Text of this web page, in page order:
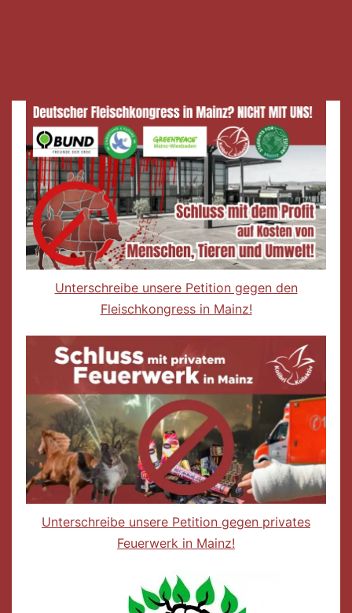
Unterschreibe unsere Petition gegen den
Fleischkongress in Mainz!
Unterschreibe unsere Petition gegen privates
Feuerwerk in Mainz!